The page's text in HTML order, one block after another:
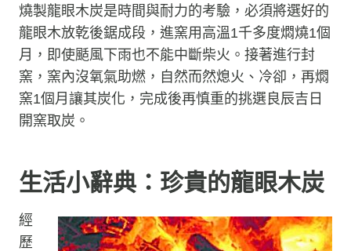
燒製龍眼木炭是時間與耐力的考驗，必須將選好的
龍眼木放乾後鋸成段，進窯用高溫1千多度燜燒1個
月，即使颳風下雨也不能中斷柴火。接著進行封
窯，窯內沒氧氣助燃，自然而然熄火、冷卻，再燜
窯1個月讓其炭化，完成後再慎重的挑選良辰吉日
開窯取炭。
生活小辭典：珍貴的龍眼木炭
經
歷